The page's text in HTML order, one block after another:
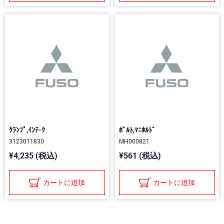
ｸﾗﾝﾌﾟ,ｲﾝﾃ-ｸ
3123011830
¥4,235 (税込)
カートに追加
ﾎﾞﾙﾄ,ﾏﾆﾎﾙﾄﾞ
MH000821
¥561 (税込)
カートに追加